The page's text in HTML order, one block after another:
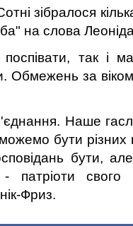
зібралося
на слова
так і
Обмежень за
Наше
можемо бути
бути,
свого
Фриз.